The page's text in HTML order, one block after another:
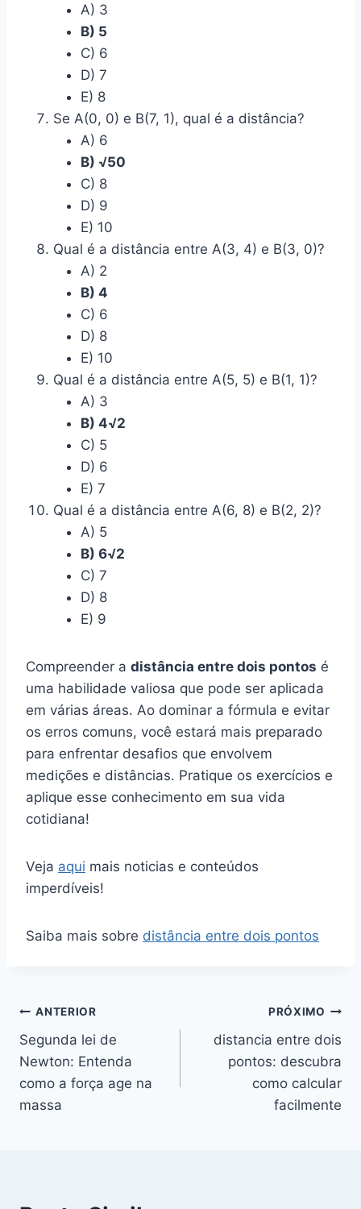
A) 3
B) 5
C) 6
D) 7
E) 8
Se A(0, 0) e B(7, 1), qual é a distância?
A) 6
B) √50
C) 8
D) 9
E) 10
Qual é a distância entre A(3, 4) e B(3, 0)?
A) 2
B) 4
C) 6
D) 8
E) 10
Qual é a distância entre A(5, 5) e B(1, 1)?
A) 3
B) 4√2
C) 5
D) 6
E) 7
Qual é a distância entre A(6, 8) e B(2, 2)?
A) 5
B) 6√2
C) 7
D) 8
E) 9
Compreender a distância entre dois pontos é
uma habilidade valiosa que pode ser aplicada
em várias áreas. Ao dominar a fórmula e evitar
os erros comuns, você estará mais preparado
para enfrentar desafios que envolvem
medições e distâncias. Pratique os exercícios e
aplique esse conhecimento em sua vida
cotidiana!
Veja aqui mais noticias e conteúdos
imperdíveis!
Saiba mais sobre distância entre dois pontos
Navegação
de
Post
ANTERIOR
Segunda lei de
Newton: Entenda
como a força age na
massa
PRÓXIMO
distancia entre dois
pontos: descubra
como calcular
facilmente